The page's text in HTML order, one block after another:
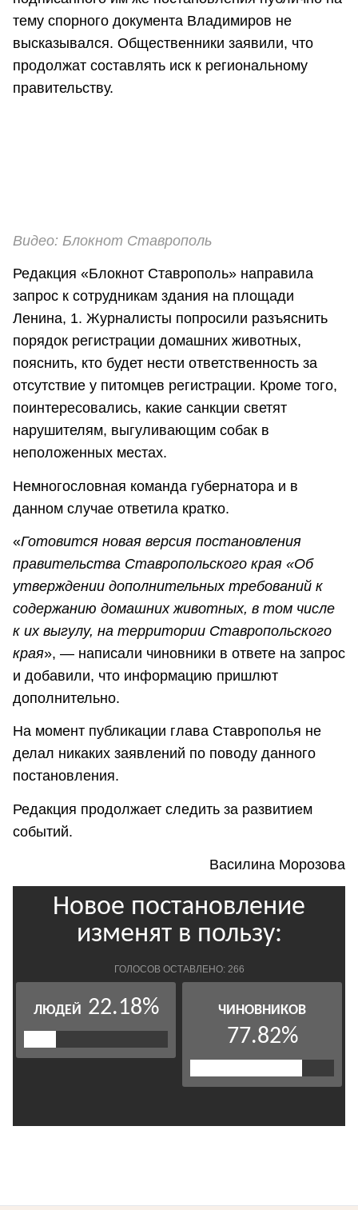
тему спорного документа Владимиров не
высказывался. Общественники заявили, что
продолжат составлять иск к региональному
правительству.
Видео: Блокнот Ставрополь
Редакция «Блокнот Ставрополь» направила
запрос к сотрудникам здания на площади
Ленина, 1. Журналисты попросили разъяснить
порядок регистрации домашних животных,
пояснить, кто будет нести ответственность за
отсутствие у питомцев регистрации. Кроме того,
поинтересовались, какие санкции светят
нарушителям, выгуливающим собак в
неположенных местах.
Немногословная команда губернатора и в
данном случае ответила кратко.
«Готовится новая версия постановления
правительства Ставропольского края «Об
утверждении дополнительных требований к
содержанию домашних животных, в том числе
к их выгулу, на территории Ставропольского
края», — написали чиновники в ответе на запрос
и добавили, что информацию пришлют
дополнительно.
На момент публикации глава Ставрополья не
делал никаких заявлений по поводу данного
постановления.
Редакция продолжает следить за развитием
событий.
Василина Морозова